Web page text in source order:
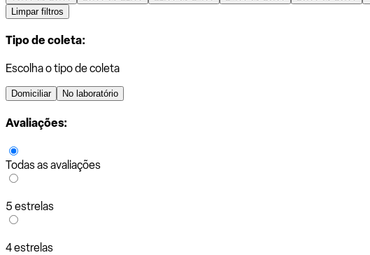
Limpar filtros
Tipo de coleta:
Escolha o tipo de coleta
Domiciliar No laboratório
Avaliações:
Todas as avaliações
5 estrelas
4 estrelas